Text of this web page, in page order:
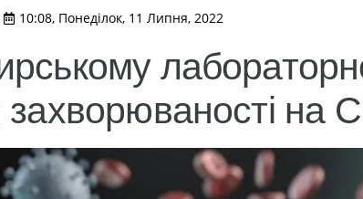
10:08, Понеділок, 11 Липня, 2022
захворюваності на